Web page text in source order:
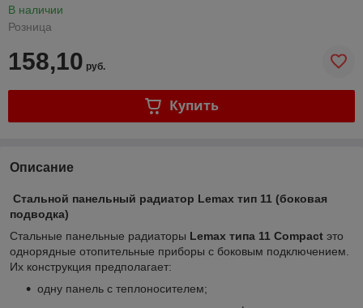
В наличии
Розница
158,10 руб.
Купить
Описание
Стальной панельный радиатор Lemax тип 11 (боковая
подводка)
Стальные панельные радиаторы Lemax типа 11 Compact это
однорядные отопительные приборы с боковым подключением.
Их конструкция предполагает:
одну панель с теплоносителем;